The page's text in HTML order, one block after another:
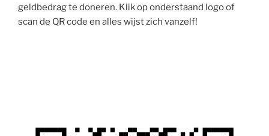
geldbedrag te doneren. Klik op onderstaand logo of
scan de QR code en alles wijst zich vanzelf!